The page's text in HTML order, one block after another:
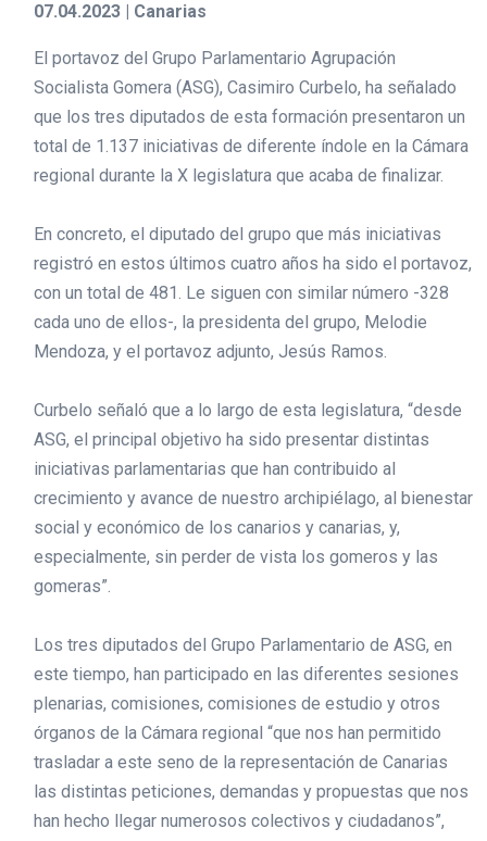
07.04.2023 | Canarias
El portavoz del Grupo Parlamentario Agrupación
Socialista Gomera (ASG), Casimiro Curbelo, ha señalado
que los tres diputados de esta formación presentaron un
total de 1.137 iniciativas de diferente índole en la Cámara
regional durante la X legislatura que acaba de finalizar.
En concreto, el diputado del grupo que más iniciativas
registró en estos últimos cuatro años ha sido el portavoz,
con un total de 481. Le siguen con similar número -328
cada uno de ellos-, la presidenta del grupo, Melodie
Mendoza, y el portavoz adjunto, Jesús Ramos.
Curbelo señaló que a lo largo de esta legislatura, “desde
ASG, el principal objetivo ha sido presentar distintas
iniciativas parlamentarias que han contribuido al
crecimiento y avance de nuestro archipiélago, al bienestar
social y económico de los canarios y canarias, y,
especialmente, sin perder de vista los gomeros y las
gomeras”.
Los tres diputados del Grupo Parlamentario de ASG, en
este tiempo, han participado en las diferentes sesiones
plenarias, comisiones, comisiones de estudio y otros
órganos de la Cámara regional “que nos han permitido
trasladar a este seno de la representación de Canarias
las distintas peticiones, demandas y propuestas que nos
han hecho llegar numerosos colectivos y ciudadanos”,